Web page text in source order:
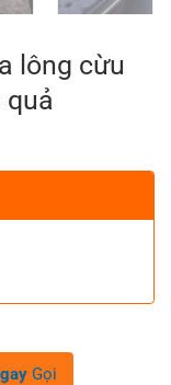
lông cừu
quả
Gọi